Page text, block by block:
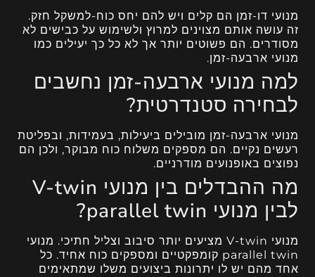
מנועי דו-זמן הם קלים ויש להם יחס כוח-למשקל חזק.
זה עושה אותם מצוינים למרוץ ולשימוש על כבישים לא
מסודרים. הם פשוטים יותר אך לא כל כך יעילים כמו
מנועי ארבעה-זמן.
למה מנועי ארבעה-זמן נחשבים
לבחירה סטנדרטית?
מנועי ארבעה-זמן מובילים ביעילות, בעמידות, ובפליטת
רעשים נקיים. הם מספקים משלוח כוח מבוקר, ולכן הם
נפוצים באופנועים מודרניים.
מה ההבדלים בין מנועי V-twin
לבין מנועי parallel twin?
מנועי V-twin מציעים יותר סיבוב וצליל חתיכי. מנועי
parallel twin קומפקטיים ומספקים כוח אחיד. כל
אחד מהם יש לו יתרונות ביצועים משלו שמתאימים